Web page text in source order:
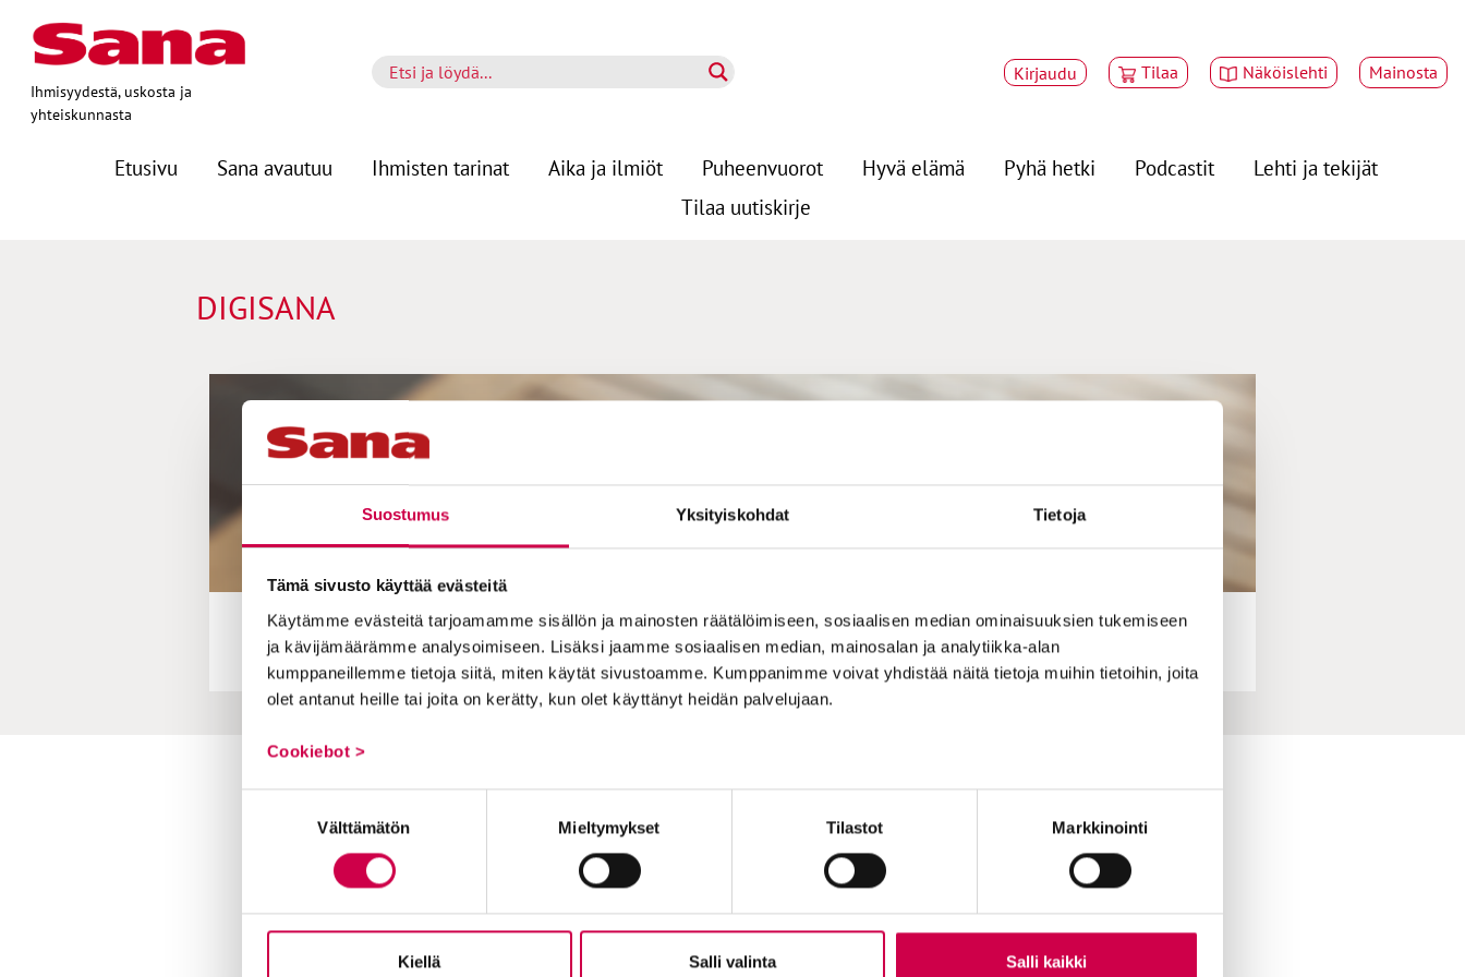
Suostumus Yksityiskohdat Tietoja
Tämä sivusto käyttää evästeitä
Käytämme evästeitä tarjoamamme sisällön ja mainosten räätälöimiseen, sosiaalisen median ominaisuuksien tukemiseen
ja kävijämäärämme analysoimiseen. Lisäksi jaamme sosiaalisen median, mainosalan ja analytiikka-alan
kumppaneillemme tietoja siitä, miten käytät sivustoamme. Kumppanimme voivat yhdistää näitä tietoja muihin tietoihin, joita
olet antanut heille tai joita on kerätty, kun olet käyttänyt heidän palvelujaan.
Cookiebot >
Välttämätön Mieltymykset Tilastot Markkinointi
Kiellä Salli valinta Salli kaikki
Ihmisyydestä, uskosta ja
yhteiskunnasta
Kirjaudu Tilaa Näköislehti Mainosta
Etusivu Sana avautuu Ihmisten tarinat Aika ja ilmiöt Puheenvuorot Hyvä elämä Pyhä hetki Podcastit
Lehti ja tekijät
Tilaa uutiskirje
DIGISANA
AIKA JA ILMIÖT | 27.02.2023
Verkkomedia Sana.fi uudistuu
Yhteystiedot
Postiosoite
ulkaisijaKansan
Sana-lehden kampanjat
Kestotilaajan edut
Tilausehdot
Tietosuojalauseke
Osoitteenmuutokset
Suosittele Sanaa
Mainosta Sana-mediassa